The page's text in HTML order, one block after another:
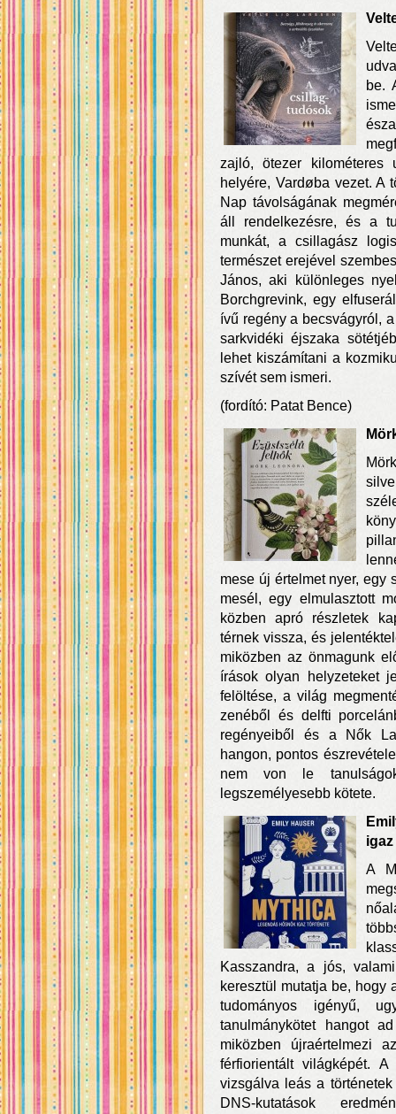
be.
zajló, ötezer kilométeres
helyére, Vardøba vezet. A
Nap távolságának
áll rendelkezésre, és a
munkát, a csillagász
természet erejével
János, aki különleges
Borchgrevink, egy
ívű regény a becsvágyról,
sarkvidéki éjszaka
lehet kiszámítani a
szívét sem ismeri.
(fordító: Patat Bence)
mese új értelmet nyer, egy
mesél, egy elmulasztott
közben apró részletek
térnek vissza, és
miközben az önmagunk
írások olyan helyzeteket
felöltése, a világ
zenéből és delfti
regényeiből és a Nők
hangon, pontos
nem von le
legszemélyesebb kötete.
A
Kasszandra, a jós,
keresztül mutatja be, hogy
tudományos igényű,
tanulmánykötet hangot
miközben újraértelmezi
férfiorientált világképét.
vizsgálva leás a
DNS-kutatások